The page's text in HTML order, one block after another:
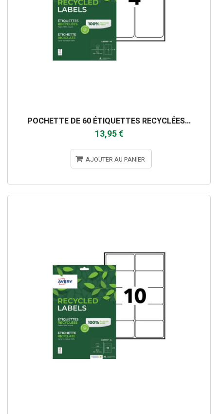
POCHETTE DE 60 ÉTIQUETTES RECYCLÉES...
13,95 €
AJOUTER AU PANIER